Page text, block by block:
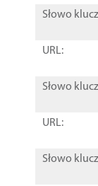
Słowo
URL:
Słowo
URL:
Słowo